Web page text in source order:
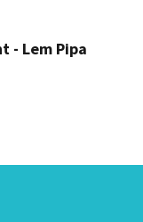
- Lem Pipa